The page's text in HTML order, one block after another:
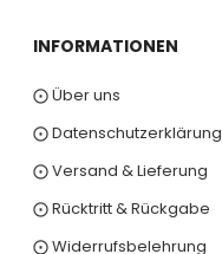
INFORMATIONEN
⨀ Über uns
⨀ Datenschutzerklärung
⨀ Versand & Lieferung
⨀ Rücktritt & Rückgabe
⨀ Widerrufsbelehrung